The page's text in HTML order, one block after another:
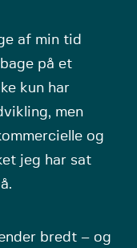
af min tid
på et
kun har
men
og
jeg har sat
bredt – og